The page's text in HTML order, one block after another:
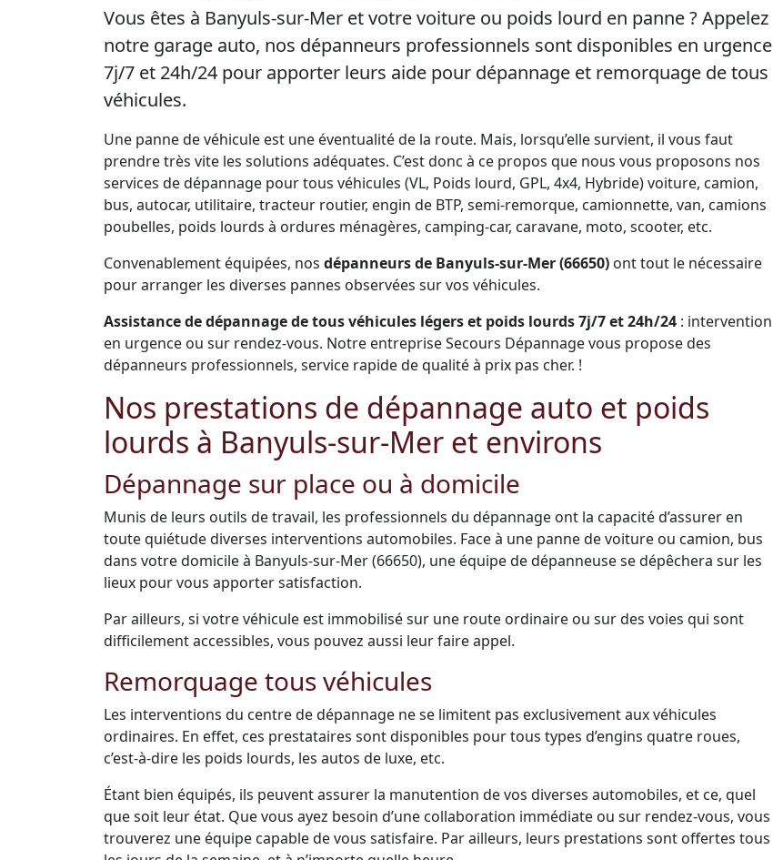
Vous êtes à Banyuls-sur-Mer et votre voiture ou poids lourd en panne ? Appelez
notre garage auto, nos dépanneurs professionnels sont disponibles en urgence
7j/7 et 24h/24 pour apporter leurs aide pour dépannage et remorquage de tous
véhicules.
Une panne de véhicule est une éventualité de la route. Mais, lorsqu’elle survient, il vous faut
prendre très vite les solutions adéquates. C’est donc à ce propos que nous vous proposons nos
services de dépannage pour tous véhicules (VL, Poids lourd, GPL, 4x4, Hybride) voiture, camion,
bus, autocar, utilitaire, tracteur routier, engin de BTP, semi-remorque, camionnette, van, camions
poubelles, poids lourds à ordures ménagères, camping-car, caravane, moto, scooter, etc.
Convenablement équipées, nos dépanneurs de Banyuls-sur-Mer (66650) ont tout le nécessaire
pour arranger les diverses pannes observées sur vos véhicules.
Assistance de dépannage de tous véhicules légers et poids lourds 7j/7 et 24h/24 : intervention
en urgence ou sur rendez-vous. Notre entreprise Secours Dépannage vous propose des
dépanneurs professionnels, service rapide de qualité à prix pas cher. !
Nos prestations de dépannage auto et poids
lourds à Banyuls-sur-Mer et environs
Dépannage sur place ou à domicile
Munis de leurs outils de travail, les professionnels du dépannage ont la capacité d’assurer en
toute quiétude diverses interventions automobiles. Face à une panne de voiture ou camion, bus
dans votre domicile à Banyuls-sur-Mer (66650), une équipe de dépanneuse se dépêchera sur les
lieux pour vous apporter satisfaction.
Par ailleurs, si votre véhicule est immobilisé sur une route ordinaire ou sur des voies qui sont
difficilement accessibles, vous pouvez aussi leur faire appel.
Remorquage tous véhicules
Les interventions du centre de dépannage ne se limitent pas exclusivement aux véhicules
ordinaires. En effet, ces prestataires sont disponibles pour tous types d’engins quatre roues,
c’est-à-dire les poids lourds, les autos de luxe, etc.
Étant bien équipés, ils peuvent assurer la manutention de vos diverses automobiles, et ce, quel
que soit leur état. Que vous ayez besoin d’une collaboration immédiate ou sur rendez-vous, vous
trouverez une équipe capable de vous satisfaire. Par ailleurs, leurs prestations sont offertes tous